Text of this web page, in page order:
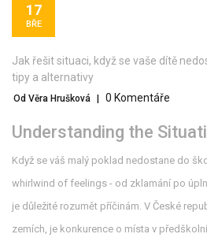
17
BŘE
Jak řešit situaci, když se vaše dítě
tipy a alternativy
Od Věra Hrušková 0 Komentáře
Understanding the
Když se váš malý poklad nedostane do
whirlwind of feelings - od zklamání po
je důležité rozumět příčinám. V České
zemích, je konkurence o místa v